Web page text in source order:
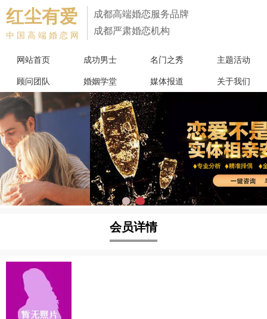
红尘有爱
中国高端婚恋网
成都高端婚恋服务品牌
成都严肃婚恋机构
网站首页 成功男士 名门之秀 主题活动
顾问团队 婚姻学堂 媒体报道 关于我们
会员详情